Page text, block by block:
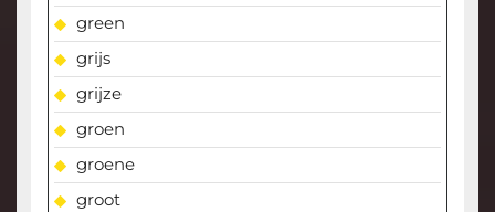
green
grijs
grijze
groen
groene
groot